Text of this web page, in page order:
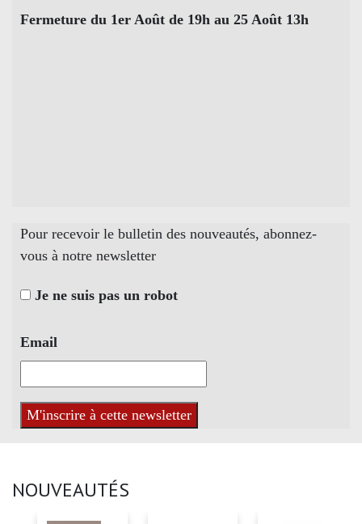
Fermeture du 1er Août de 19h au 25 Août 13h
Pour recevoir le bulletin des nouveautés, abonnez-
vous à notre newsletter
Je ne suis pas un robot
Email
NOUVEAUTÉS